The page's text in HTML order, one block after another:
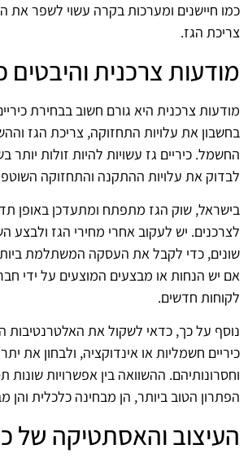
כמו חיישנים ומערכות בקרה עשוי לשפר את
צריכת הגז.
מודעות צרכנית והיבטים
מודעות צרכנית היא גורם חשוב בבחירת
בחשבון את עלויות התחזוקה, צריכת הגז
החשמל. כיריים גז עשויות להיות זולות יותר
לבדוק את עלויות ההתקנה והתחזוקה
בישראל, שוק הגז מתפתח ומתעדכן באופן
לצרכנים. יש לעקוב אחרי מחירי הגז ולבצע
שונים, כדי לקבל את העסקה המשתלמת
אם יש הנחות או מבצעים המוצעים על ידי
לקוחות חדשים.
נוסף על כך, כדאי לשקול את האלטרנטיבות
כיריים חשמליות או אינדוקציה, ולבחון את
וחסרונותיהם. ההשוואה בין אפשרויות שונות
הפתרון הטוב ביותר, הן מבחינה כלכלית והן
העיצוב והאסתטיקה של